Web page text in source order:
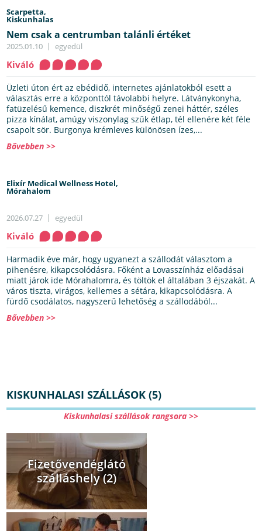
Scarpetta,
Kiskunhalas
Nem csak a centrumban talánli értéket
2025.01.10 egyedül
Kiváló
Üzleti úton ért az ebédidő, internetes ajánlatokból esett a
választás erre a központtól távolabbi helyre. Látványkonyha,
fatüzelésű kemence, diszkrét minőségű zenei háttér, széles
pizza kínálat, amúgy viszonylag szűk étlap, tél ellenére két féle
csapolt sör. Burgonya krémleves különösen ízes,...
Bővebben >>
Elixír Medical Wellness Hotel,
Mórahalom
2026.07.27 egyedül
Kiváló
Harmadik éve már, hogy ugyanezt a szállodát választom a
pihenésre, kikapcsolódásra. Főként a Lovasszínház előadásai
miatt járok ide Mórahalomra, és töltök el általában 3 éjszakát. A
város tiszta, virágos, kellemes a sétára, kikapcsolódásra. A
fürdő csodálatos, nagyszerű lehetőség a szállodából...
Bővebben >>
KISKUNHALASI SZÁLLÁSOK (5)
Kiskunhalasi szállások rangsora >>
Fizetővendéglátó
szálláshely (2)